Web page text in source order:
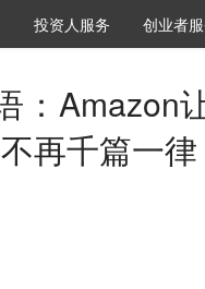
VClub投资机构库
投资机构职位推介
投资人服务 创投氪
创业者
：Amazon
再千篇一律